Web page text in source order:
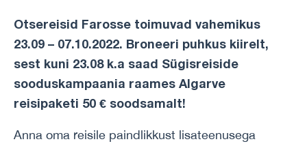
Otsereisid Farosse toimuvad vahemikus
23.09 – 07.10.2022. Broneeri puhkus kiirelt,
sest kuni 23.08 k.a saad Sügisreiside
sooduskampaania raames Algarve
reisipaketi 50 € soodsamalt!
Anna oma reisile paindlikkust lisateenusega